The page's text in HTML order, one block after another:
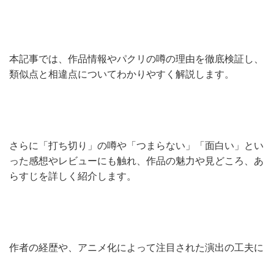
本記事では、作品情報やパクリの噂の理由を徹底検証し、
類似点と相違点についてわかりやすく解説します。
さらに「打ち切り」の噂や「つまらない」「面白い」とい
った感想やレビューにも触れ、作品の魅力や見どころ、あ
らすじを詳しく紹介します。
作者の経歴や、アニメ化によって注目された演出の工夫に